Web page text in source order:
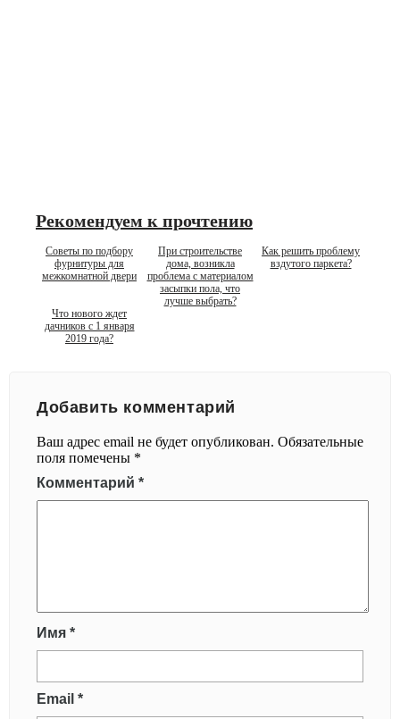
Рекомендуем к прочтению
Советы по подбору
фурнитуры для
межкомнатной двери
При строительстве
дома, возникла
проблема с материалом
засыпки пола, что
лучше выбрать?
Как решить проблему
вздутого паркета?
Что нового ждет
дачников с 1 января
2019 года?
Добавить комментарий
Ваш адрес email не будет опубликован. Обязательные
поля помечены *
Комментарий *
Имя *
Email *